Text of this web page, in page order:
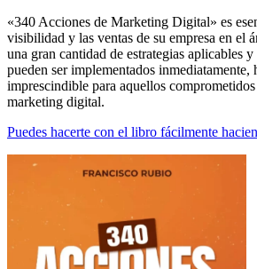
«340 Acciones de Marketing Digital» es
visibilidad y las ventas de su empresa en el
una gran cantidad de estrategias aplicables
pueden ser implementados inmediatamente,
imprescindible para aquellos
marketing digital.
Puedes hacerte con el libro fácilmente